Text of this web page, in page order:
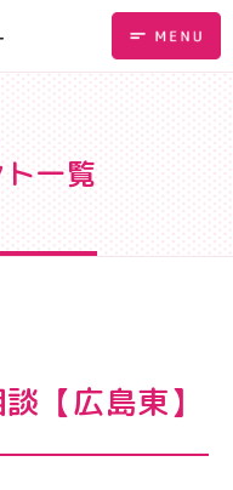
一覧
【広島東】